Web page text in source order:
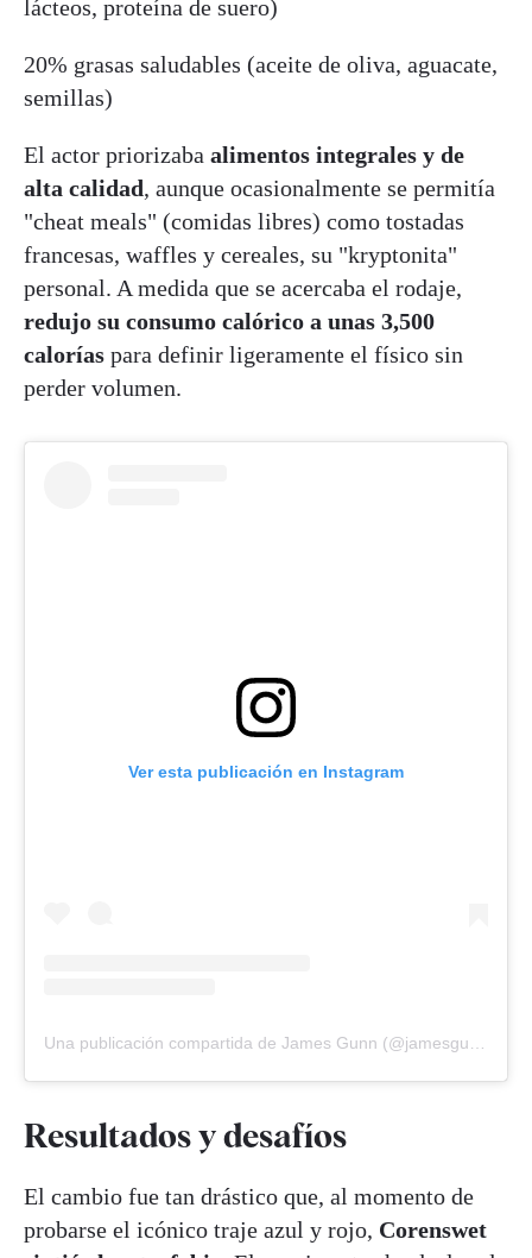
lácteos, proteína de suero)
20% grasas saludables (aceite de oliva, aguacate,
semillas)
El actor priorizaba alimentos integrales y de
alta calidad, aunque ocasionalmente se permitía
"cheat meals" (comidas libres) como tostadas
francesas, waffles y cereales, su "kryptonita"
personal. A medida que se acercaba el rodaje,
redujo su consumo calórico a unas 3,500
calorías para definir ligeramente el físico sin
perder volumen.
Ver esta publicación en Instagram
Resultados y desafíos
El cambio fue tan drástico que, al momento de
probarse el icónico traje azul y rojo, Corenswet